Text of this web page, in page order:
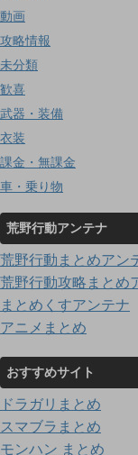
動画
攻略情報
未分類
歓喜
武器・装備
衣装
課金・無課金
車・乗り物
荒野行動アンテナ
荒野行動まとめアン
荒野行動攻略まとめ
まとめくすアンテナ
アニメまとめ
おすすめサイト
ドラガリまとめ
スマブラまとめ
モンハン まとめ